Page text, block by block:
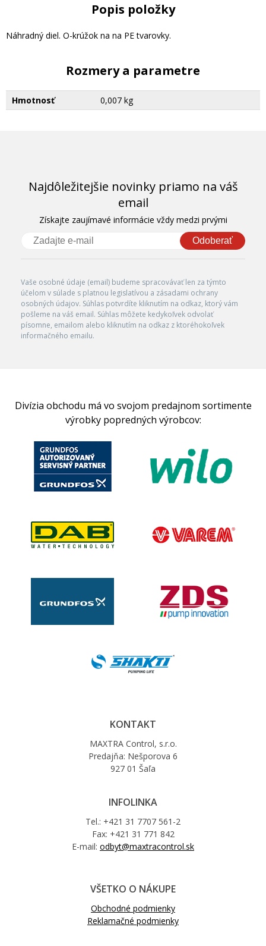
Popis položky
Náhradný diel. O-krúžok na na PE tvarovky.
Rozmery a parametre
Hmotnosť 0,007 kg
Najdôležitejšie novinky priamo na váš
email
Získajte zaujímavé informácie vždy medzi prvými
Odoberať
Vaše osobné údaje (email) budeme spracovávať len za týmto
účelom v súlade s platnou legislatívou a zásadami ochrany
osobných údajov. Súhlas potvrdíte kliknutím na odkaz, ktorý vám
pošleme na váš email. Súhlas môžete kedykoľvek odvolať
písomne, emailom alebo kliknutím na odkaz z ktoréhokoľvek
informačného emailu.
Divízia obchodu má vo svojom predajnom sortimente
výrobky popredných výrobcov:
KONTAKT
MAXTRA Control, s.r.o.
Predajňa: Nešporova 6
927 01 Šaľa
INFOLINKA
Tel.: +421 31 7707 561-2
Fax: +421 31 771 842
E-mail: odbyt@maxtracontrol.sk
VŠETKO O NÁKUPE
Obchodné podmienky
Reklamačné podmienky